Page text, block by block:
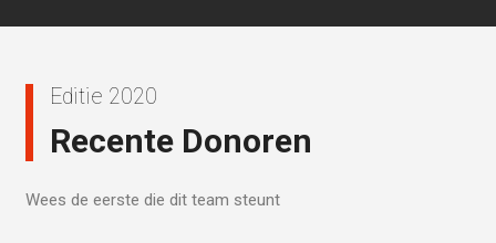
Editie 2020
Recente Donoren
Wees de eerste die dit team steunt